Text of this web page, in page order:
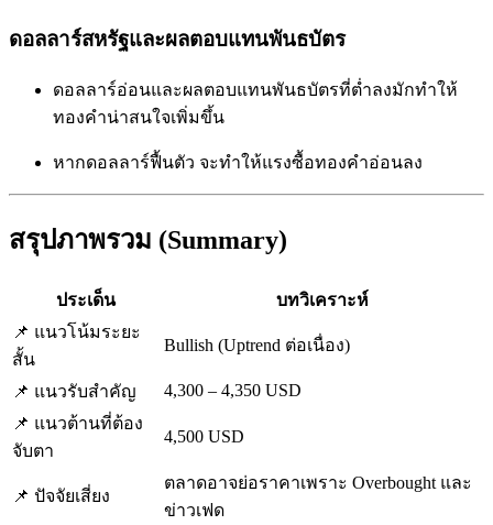
ดอลลาร์สหรัฐและผลตอบแทนพันธบัตร
ดอลลาร์อ่อนและผลตอบแทนพันธบัตรที่ต่ำลงมักทำให้
ทองคำน่าสนใจเพิ่มขึ้น
หากดอลลาร์ฟื้นตัว จะทำให้แรงซื้อทองคำอ่อนลง
สรุปภาพรวม (Summary)
ประเด็น
บทวิเคราะห์
📌 แนวโน้มระยะ
สั้น
Bullish (Uptrend ต่อเนื่อง)
📌 แนวรับสำคัญ
4,300 – 4,350 USD
📌 แนวต้านที่ต้อง
จับตา
4,500 USD
📌 ปัจจัยเสี่ยง
ตลาดอาจย่อราคาเพราะ Overbought และ
ข่าวเฟด